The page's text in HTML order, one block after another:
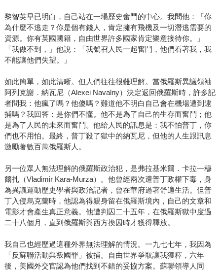
黎智英早已明白，自己站在一場歷史奮鬥的中心。我問他：「你
為什麼不逃走？你是個有錢人，肯定擁有飛機及一切潛逃需要的
資源。你有英國國籍，自由世界許多國家肯定樂意接待你。」
「我做不到，」他說：「我號召人民一起奮鬥，他們看著我，我
不能讓他們失望。」
如此簡單，如此清晰。但人們往往很難理解。當俄羅斯異議領袖
阿列克謝．納瓦尼（Alexei Navalny）決定返回俄羅斯時，許多記
者問我：他瘋了嗎？他傻嗎？難道他不明白自己會在機場遭到逮
捕嗎？我回答：是你們不懂。他不是為了自己的生存而奮鬥；他
是為了人民的未來而奮鬥。他給人民的訊息是：我不怕普丁，你
們也不用怕。最終，普丁殺了獄中的納瓦尼，但他的人生跟訊息
激勵著數百萬俄羅斯人。
另一位眾人無法理解的俄羅斯政治犯，是弗拉基米爾．卡拉—穆
爾扎（Vladimir Kara-Murza）。他曾經兩次遭普丁政權下毒，身
為異議運動歷史學者與政治記者，曾在華府過著舒適生活。但普
丁入侵烏克蘭時，他認為得親身留在俄羅斯境內，自己的文章和
電影才會產生真正意義。他遭判囚二十五年，在俄羅斯獄中度過
二十八個月，直到俄羅斯與西方換囚時才獲得釋放。
我自己也經歷過這種外界無法理解的情況。一九七七年，我因為
「反蘇聯活動與叛國罪」被捕。自由世界爭取讓我獲釋，六年
後，美國外交官認為他們找到不錯的妥協方案。蘇聯領導人同